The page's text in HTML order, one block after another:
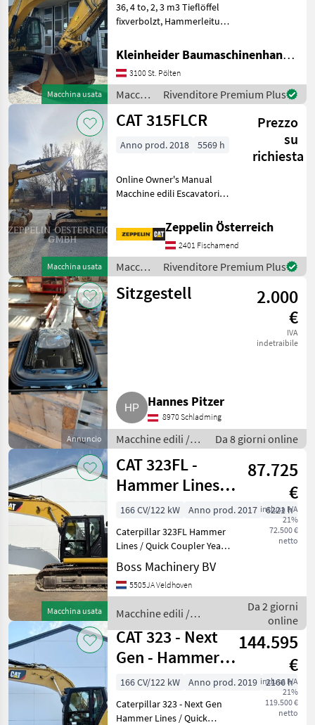
315
315F
Mostra
tutti
MARKETPLACE
Marketplace
Offerte dei
rivenditori
Annunci
Macchina usata
36, 4 to, 2, 3 m3 Tieflöffel
fixverbolzt, Hammerleitung,
Escavatori cingolati
Kleinheider Baumaschinenhandel GmbH.
3100 St. Pölten
Macchine
edili /
CAT
Rivenditore Premium Plus
Macchina usata
CAT 315FLCR
Prezzo
su
richiesta
Anno prod. 2018 5569 h
Online Owner's Manual
Macchine edili Escavatori
Zeppelin Österreich
2401 Fischamend
Macchine
edili /
CAT
Rivenditore Premium Plus
Annuncio
Sitzgestell
2.000
€
IVA
indetraibile
Hannes Pitzer
8970 Schladming
Macchine edili /
Escavatori
cingolati
Da 8 giorni online
Macchina usata
CAT 323FL -
Hammer Lines /
Quick Coupler
87.725
€
inclusa IVA
21%
72.500 €
netto
166 CV/122 kW Anno prod. 2017
6221 h
Caterpillar 323FL Hammer
Lines / Quick Coupler Year:
2017 Reference number:
BM007612 Hours: 6.221
Type 323FL Location
Certificate: CE Availa
Boss Machinery BV
5505JA Veldhoven
Macchine edili /
CAT
Da 2 giorni
online
CAT 323 - Next
Gen - Hammer
Lines / Quick
Coupler
144.595
€
inclusa IVA
21%
119.500 €
netto
166 CV/122 kW Anno prod. 2019
2166 h
Caterpillar 323 - Next Gen
Hammer Lines / Quick